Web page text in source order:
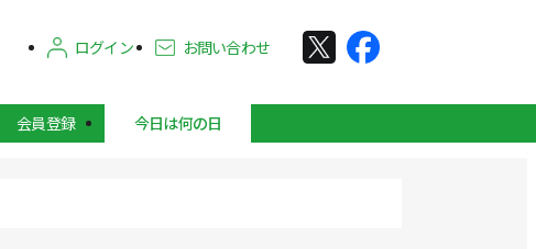
ログイン お問い合わせ
会員登録 今日は何の日